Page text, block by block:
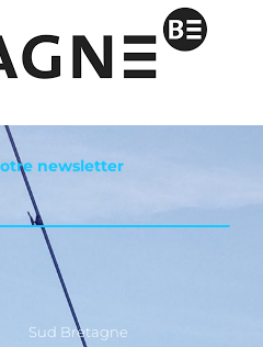
newsletter
Sud Bretagne